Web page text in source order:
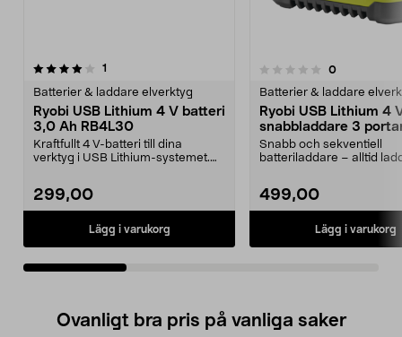
1
Batterier & laddare elverktyg
Ryobi USB Lithium 4 V batteri
3,0 Ah RB4L30
Kraftfullt 4 V-batteri till dina
verktyg i USB Lithium-systemet.
299,00
Lägg i varukorg
0.0 av 5 stjärnor 0recensioner
Batterier & laddare
Ryobi USB Lithium 4
snabbladdare 3
RC43P
Snabb och sekventiell
batteriladdare – alltid
499,00
Lägg i varukorg
4.0av 5 stjärnor
Ovanligt bra pris på vanliga saker